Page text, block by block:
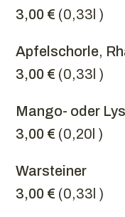
3,00 € (0,33l )
Apfelschorle,
3,00 € (0,33l )
Mango- oder
3,00 € (0,20l )
Warsteiner
3,00 € (0,33l )